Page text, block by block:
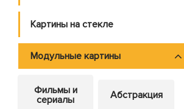
Картины на стекле
Модульные картины
Фильмы и
сериалы
Абстракция